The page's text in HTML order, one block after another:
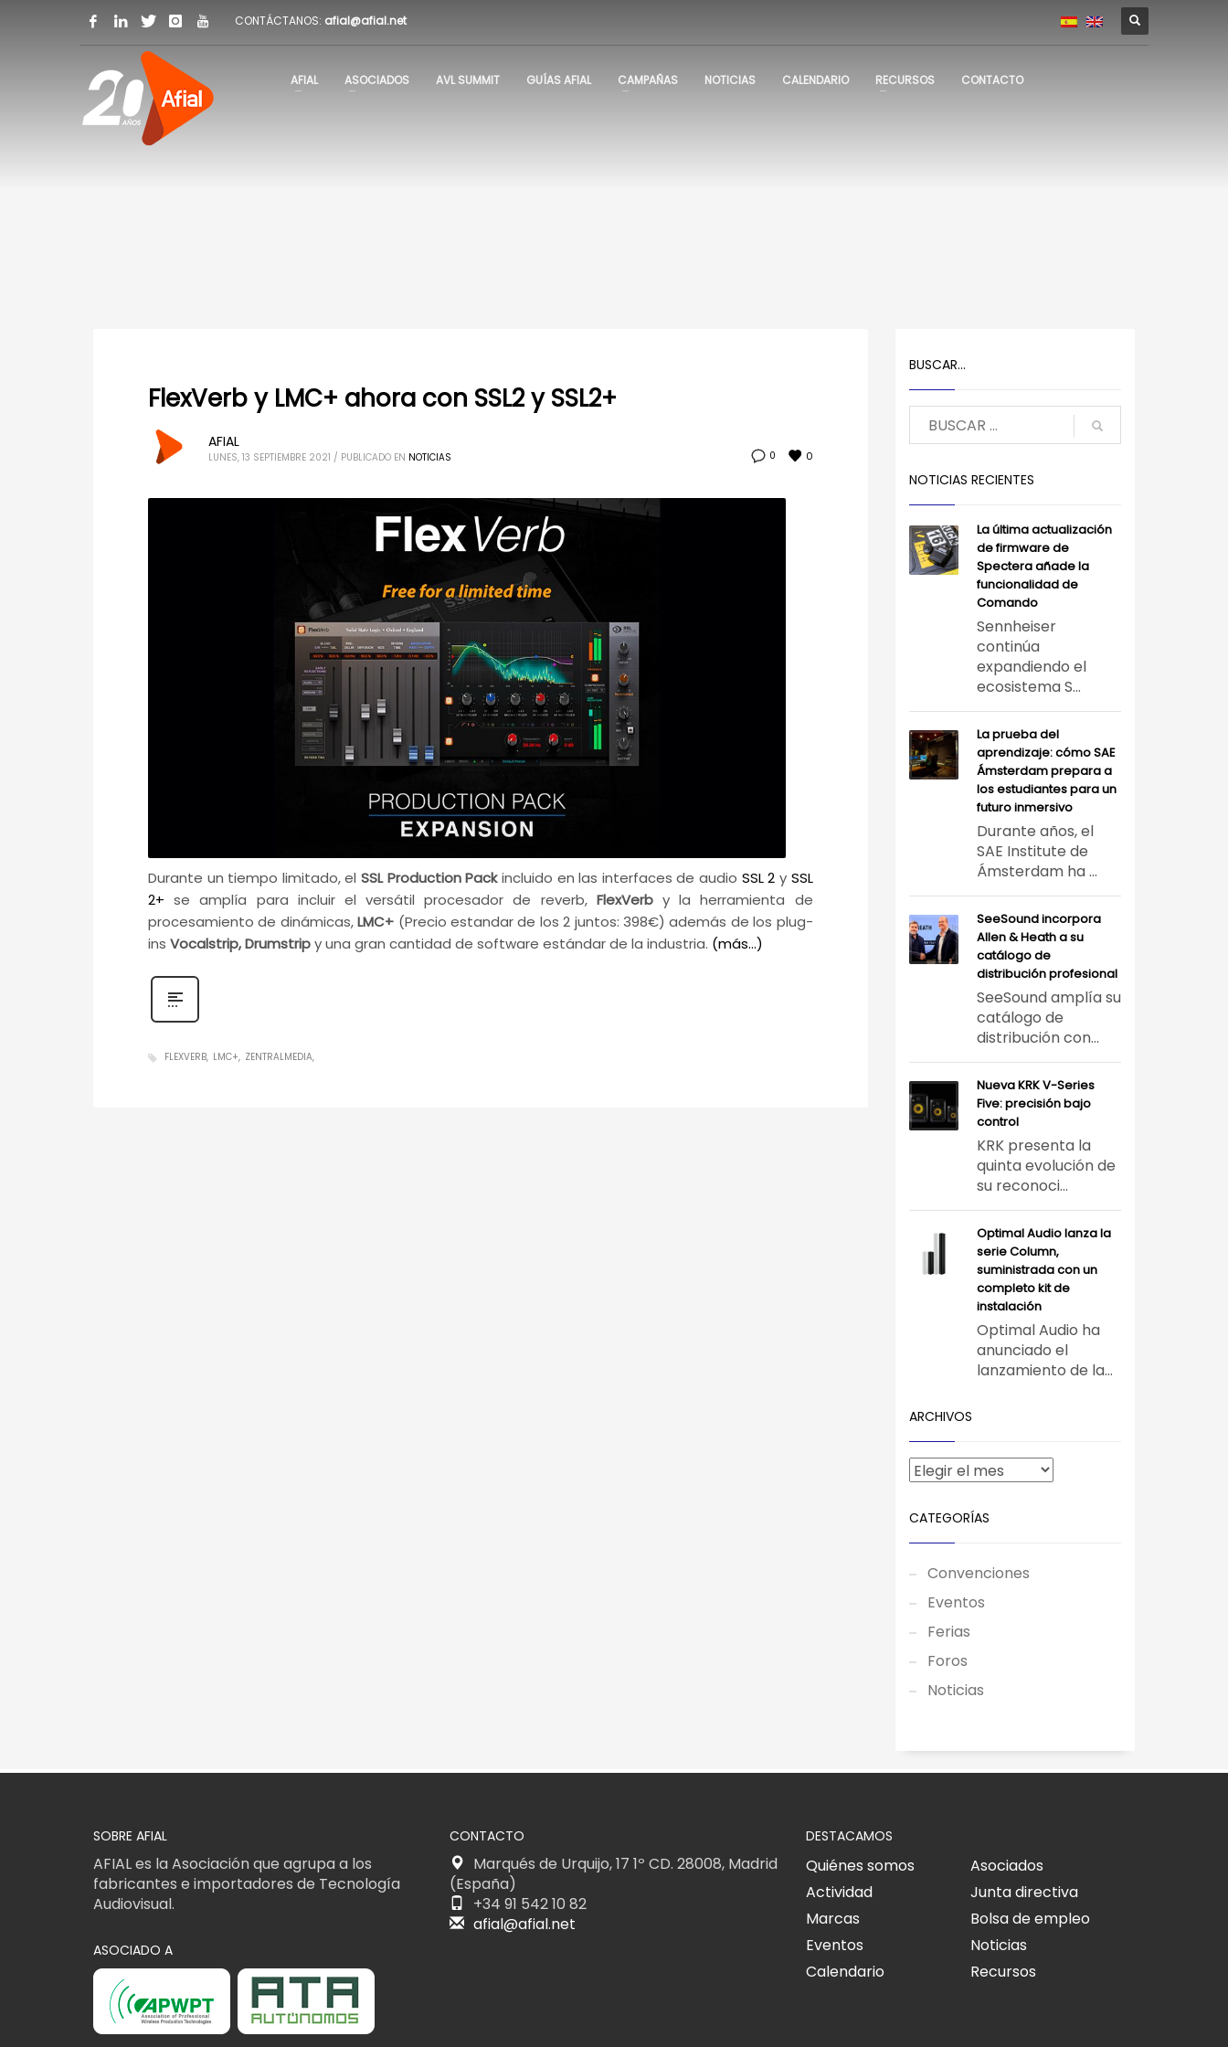
CONTÁCTANOS: afial@afial.net
AFIAL ASOCIADOS AVL SUMMIT GUÍAS AFIAL CAMPAÑAS NOTICIAS CALENDARIO RECURSOS CONTACTO
FlexVerb y LMC+ ahora con SSL2 y SSL2+
0 0
AFIAL
LUNES, 13 SEPTIEMBRE 2021 / PUBLICADO EN NOTICIAS
Durante un tiempo limitado, elSSL Production Packincluido en las interfaces de audio SSL 2 y SSL
2+ se amplía para incluir el versátil procesador de reverb, FlexVerby la herramienta de
procesamiento de dinámicas,LMC+ (Precio estandar de los 2 juntos: 398€) además de los plug-
ins Vocalstrip, Drumstripy una gran cantidad de software estándar de la industria. (más…)
FLEXVERB LMC+ ZENTRALMEDIA
BUSCAR…
NOTICIAS RECIENTES
La última actualización
de firmware de
Spectera añade la
funcionalidad de
Comando
Sennheiser
continúa
expandiendo el
ecosistema S...
La prueba del
aprendizaje: cómo SAE
Ámsterdam prepara a
los estudiantes para un
futuro inmersivo
Durante años, el
SAE Institute de
Ámsterdam ha ...
SeeSound incorpora
Allen & Heath a su
catálogo de
distribución profesional
SeeSound amplía su
catálogo de
distribución con...
Nueva KRK V-Series
Five: precisión bajo
control
KRK presenta la
quinta evolución de
su reconoci...
Optimal Audio lanza la
serie Column,
suministrada con un
completo kit de
instalación
Optimal Audio ha
anunciado el
lanzamiento de la...
ARCHIVOS
CATEGORÍAS
Convenciones
Eventos
Ferias
Foros
Noticias
SOBRE AFIAL
AFIAL es la Asociación que agrupa a los
fabricantes e importadores de Tecnología
Audiovisual.
ASOCIADO A
CONTACTO
Marqués de Urquijo, 17 1º CD. 28008, Madrid
(España)
+34 91 542 10 82
afial@afial.net
DESTACAMOS
Quiénes somos
Asociados
Actividad
Junta directiva
Marcas
Bolsa de empleo
Eventos
Noticias
Calendario
Recursos